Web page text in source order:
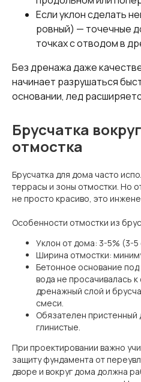
Если уклон сделать
ровный) — точечные
точках с отводом в
Без дренажа даже
начинает разрушаться
основании, лед
Брусчатка
отмостка
Брусчатка для дома часто
террасы и зоны отмостки. Но
не просто красиво, это
Особенности отмостки из
Уклон от дома: 3-5% (3-5
Ширина отмостки:
Бетонное основание
вода не просачивалась
дренажный слой и
смеси.
Обязателен пристенный
глинистые.
При проектировании важно
защиту фундамента от
дворе и вокруг дома должна